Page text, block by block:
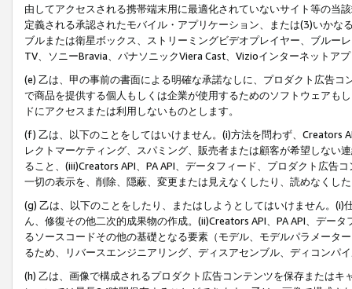
由してアクセスされる携帯端末用に最適化されていないサイト等の当
定義される承認されたモバイル・アプリケーション、または(3)いか
ブルまたは衛星ボックス、ストリーミングビデオプレイヤー、ブルー
TV、ソニーBravia、パナソニックViera Cast、Vizioインターネットア
(e) 乙は、甲の事前の書面による明確な承諾なしに、プロダクト広告
で商品を提供する個人もしくは企業が使用するためのソフトウェアも
ドにアクセスまたは利用しないものとします。
(f) 乙は、以下のことをしてはいけません。(i)方法を問わず、Creators
レクトマーケティング、スパミング、販売者または顧客が希望しない
ること、(iii)Creators API、PA API、データフィード、プロダクト広告
一切の表示を、削除、隠蔽、変更または見えなくしたり、読めなくし
(g) 乙は、以下のことをしたり、またはしようとしてはいけません。
ん、修復その他二次的成果物の作成。(ii)Creators API、PA API、デー
るソースコードその他の基礎となる要素（モデル、モデルパラメータ
るため、リバースエンジニアリング、ディスアセンブル、ディコンパ
(h) 乙は、画像で構成されるプロダクト広告コンテンツを保存または